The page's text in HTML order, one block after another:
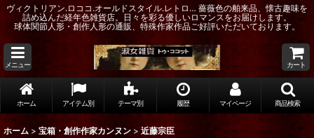
ヴィクトリアン.ロココ.オールドスタイル.レトロ… 薔薇色の舶来品、懐古趣味を
詰め込んだ経年色雑貨店。日々を彩る優しいロマンスをお届けします。
球体関節人形・創作人形の通販、特殊作家作品ご好評いただいております。
メニュー カート
ホーム アイテム別 テーマ別 履歴 マイページ 商品検索
ホーム > 宝箱・創作作家カンヌン > 近藤宗臣